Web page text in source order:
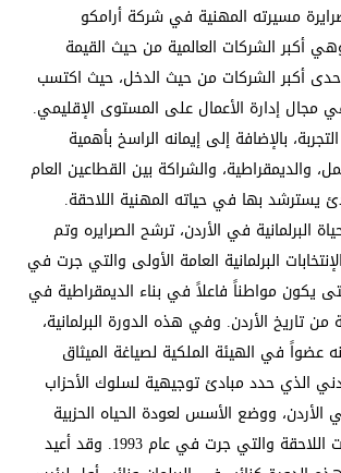
مسيرته المهنية في شركة أرامكو
أكبر الشركات العالمية من حيث القيمة
أكبر الشركات من حيث الدخل، حيث اكتسب
مجال إدارة الأعمال على المستوى الإقليمي.
بالإضافة إلى إيمانه الراسخ بأهمية
والديمقراطية، والشراكة بين القطاعين العام
يسترشد بها في حياته المهنية اللاحقة.
البرلمانية في الأردن، ترشح الصرايره وتم
البرلمانية العامة الأولى والتي جرت في
حتى يكون مواطناً فاعلاً في بناء الديمقراطية في
تاريخ الأردن. وفي هذه الدورة البرلمانية،
عضواً في الهيئة الملكية لصياغة الميثاق
الذي حدد مبادئ توجيهية لسلوك الأحزاب
الأردن، ووضع الأسس لعودة الحياه الحزبية
في الانتخابات اللاحقة والتي جرت في عام 1993. وقد أعيد